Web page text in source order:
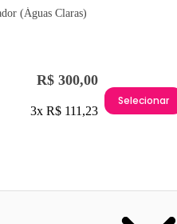
(Águas Claras)
R$ 300,00
3x R$ 111,23
Selecionar